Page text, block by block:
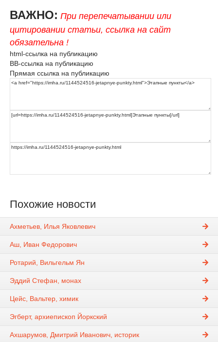
ВАЖНО: При перепечатывании или
цитировании статьи, ссылка на сайт
обязательна !
html-ссылка на публикацию
BB-ссылка на публикацию
Прямая ссылка на публикацию
Похожие новости
Ахметьев, Илья Яковлевич
Аш, Иван Федорович
Ротарий, Вильгельм Ян
Эддий Стефан, монах
Цейс, Вальтер, химик
Эгберт, архиепископ Йоркский
Ахшарумов, Дмитрий Иванович, историк